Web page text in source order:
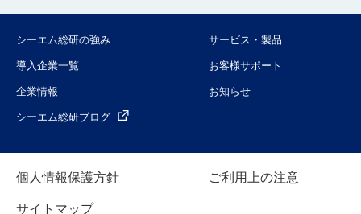
シーエム総研の強み サービス・製品
導入企業一覧 お客様サポート
企業情報 お知らせ
シーエム総研ブログ
個人情報保護方針 ご利用上の注意
サイトマップ